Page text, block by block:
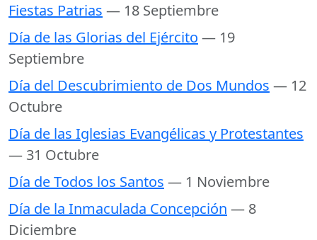
Fiestas Patrias — 18 Septiembre
Día de las Glorias del Ejército — 19
Septiembre
Día del Descubrimiento de Dos Mundos — 12
Octubre
Día de las Iglesias Evangélicas y Protestantes
— 31 Octubre
Día de Todos los Santos — 1 Noviembre
Día de la Inmaculada Concepción — 8
Diciembre